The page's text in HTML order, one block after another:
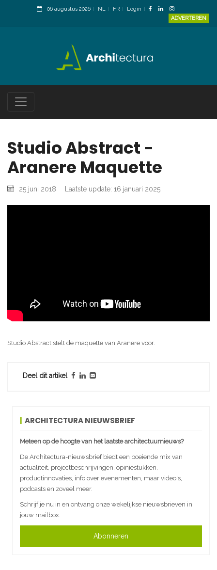
06 augustus 2026 NL FR
Login
ADVERTEREN
Studio Abstract -
Aranere Maquette
25 juni 2018 Laatste update: 16 januari 2025
Studio Abstract stelt de maquette van Aranere voor.
Deel dit artikel
ARCHITECTURA NIEUWSBRIEF
Meteen op de hoogte van het laatste architectuurnieuws?
De Architectura-nieuwsbrief biedt een boeiende mix van
actualiteit, projectbeschrijvingen, opiniestukken,
productinnovaties, info over evenementen, maar video's,
podcasts en zoveel meer.
Schrijf je nu in en ontvang onze wekelijkse nieuwsbrieven in
jouw mailbox.
Abonneren